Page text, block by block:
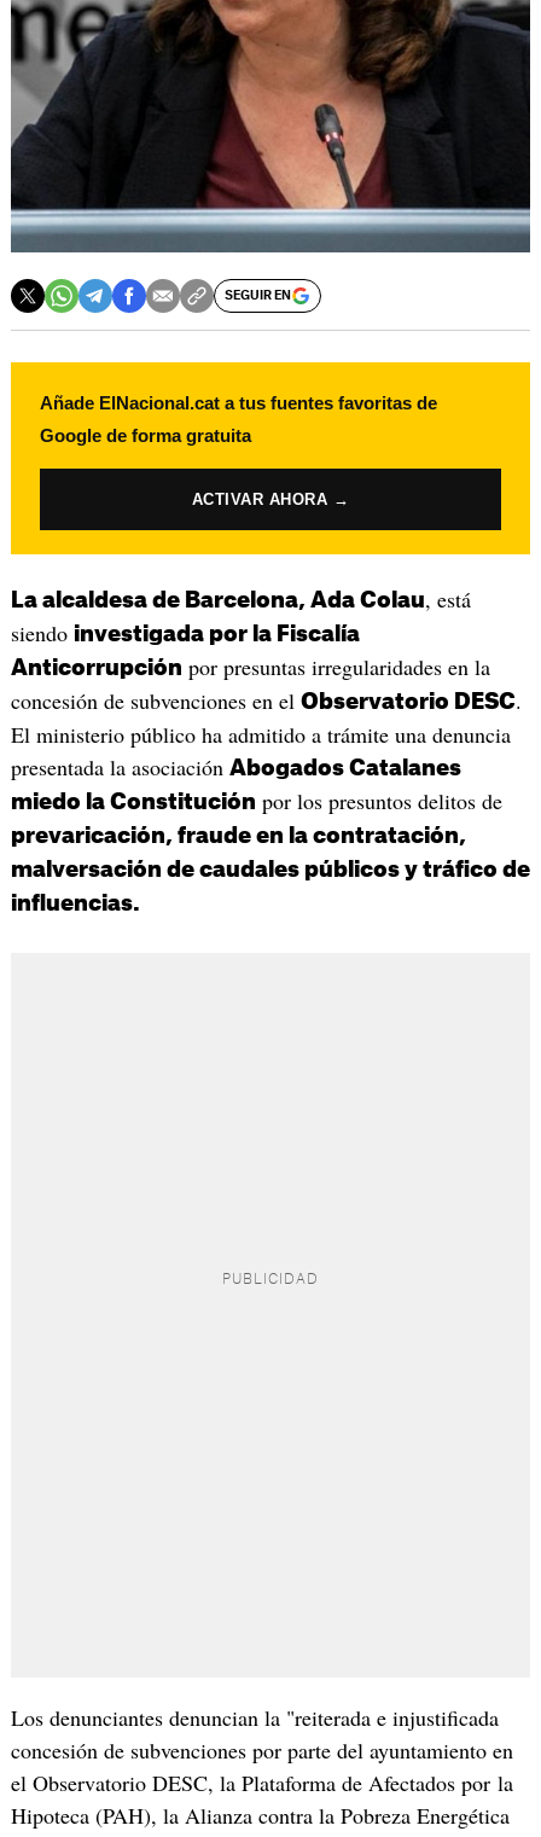
SEGUIR EN
Añade ElNacional.cat a tus fuentes favoritas de
Google de forma gratuita
ACTIVAR AHORA →
La alcaldesa de Barcelona, Ada Colau, está
siendo investigada por la Fiscalía
Anticorrupción por presuntas irregularidades en la
concesión de subvenciones en el Observatorio DESC.
El ministerio público ha admitido a trámite una denuncia
presentada la asociación Abogados Catalanes
miedo la Constitución por los presuntos delitos de
prevaricación, fraude en la contratación,
malversación de caudales públicos y tráfico de
influencias.
Los denunciantes denuncian la "reiterada e injustificada
concesión de subvenciones por parte del ayuntamiento en
el Observatorio DESC, la Plataforma de Afectados por la
Hipoteca (PAH), la Alianza contra la Pobreza Energética